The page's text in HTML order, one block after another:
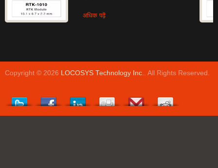
अधिक पढ़ें
Copyright © 2026 LOCOSYS Technology Inc.. All Rights Reserved.